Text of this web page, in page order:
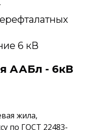
6 кВ
ААБл - 6кВ
жила,
по ГОСТ 22483-